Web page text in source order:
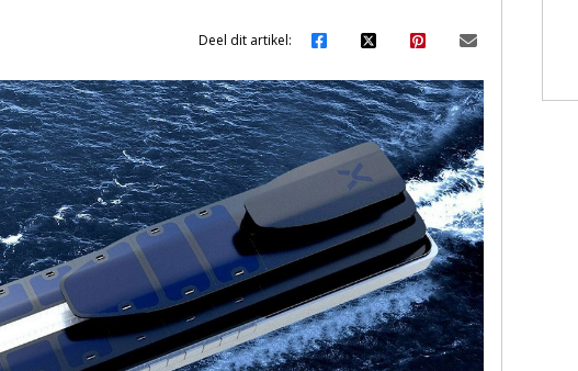
Deel dit artikel: